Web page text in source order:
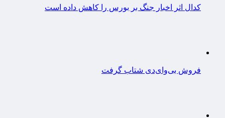
کدال اثر اخبار جنگ بر بورس را کاهش داده است
فروش بی‌وای‌دی شتاب گرفت